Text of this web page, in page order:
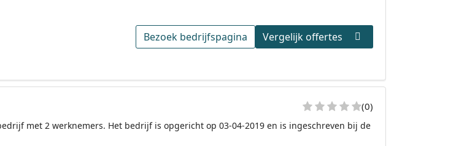
Bezoek bedrijfspagina Vergelijk offertes
(0)
met 2 werknemers. Het bedrijf is opgericht op 03-04-2019 en is ingeschreven bij de